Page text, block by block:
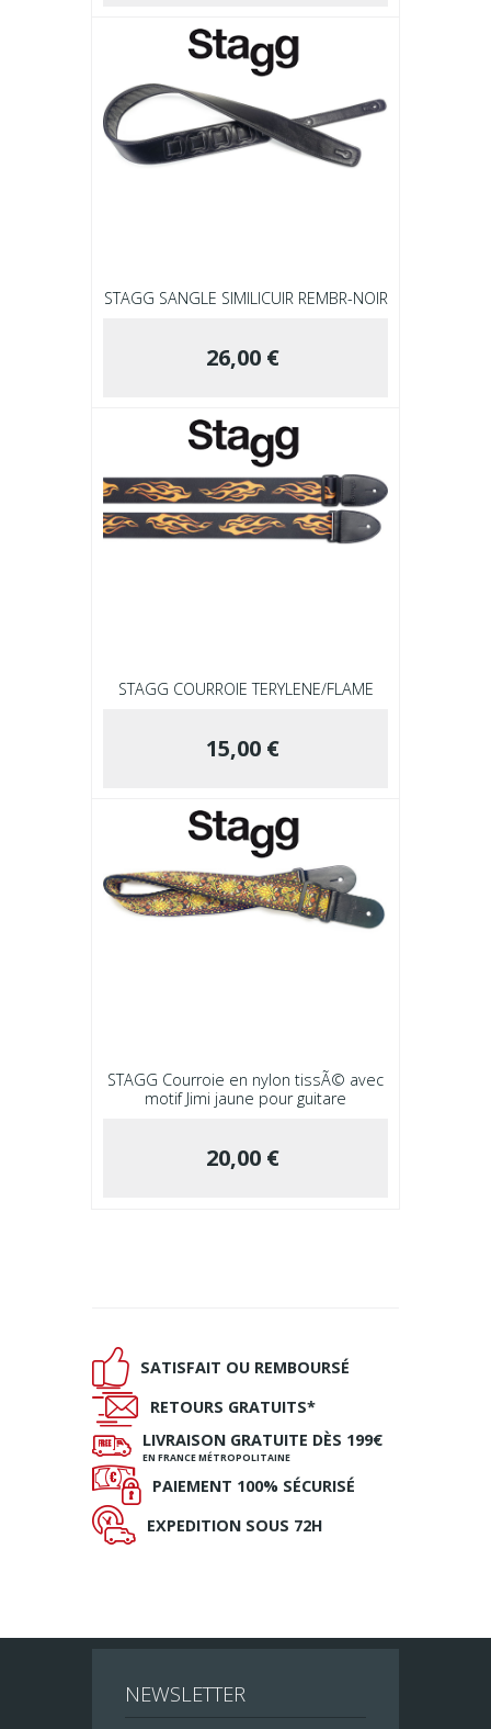
STAGG SANGLE SIMILICUIR REMBR-NOIR
26,00 €
STAGG COURROIE TERYLENE/FLAME
15,00 €
STAGG Courroie en nylon tissÃ© avec
motif Jimi jaune pour guitare
20,00 €
Ð SATISFAIT OU REMBOURSÉ
Ñ RETOURS GRATUITS*
ø LIVRAISON GRATUITE DÈS 199€
EN FRANCE MÉTROPOLITAINE
Ø PAIEMENT 100% SÉCURISÉ
Ù EXPEDITION SOUS 72H
NEWSLETTER